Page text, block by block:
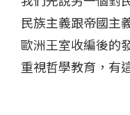
民族主義跟帝國主
歐洲王室收編後的
重視哲學教育，有